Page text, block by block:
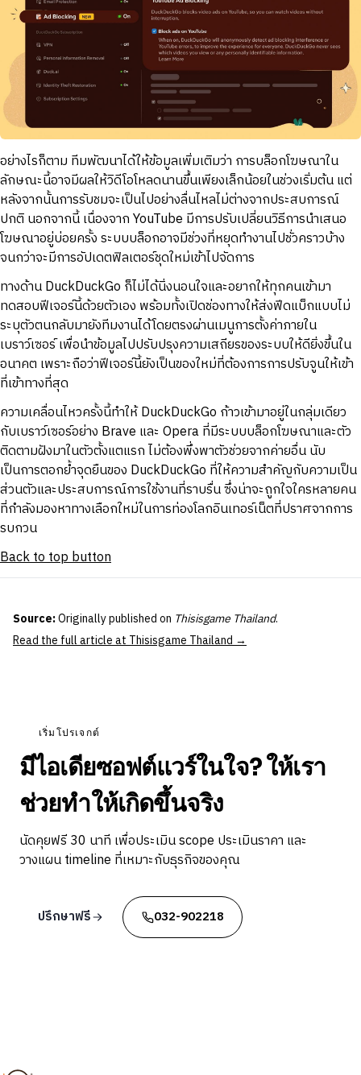
อย่างไรก็ตาม ทีมพัฒนาได้ให้ข้อมูลเพิ่มเติมว่า การบล็อกโฆษณาใน
ลักษณะนี้อาจมีผลให้วิดีโอโหลดนานขึ้นเพียงเล็กน้อยในช่วงเริ่มต้น แต่
หลังจากนั้นการรับชมจะเป็นไปอย่างลื่นไหลไม่ต่างจากประสบการณ์
ปกติ นอกจากนี้ เนื่องจาก YouTube มีการปรับเปลี่ยนวิธีการนำเสนอ
โฆษณาอยู่บ่อยครั้ง ระบบบล็อกอาจมีช่วงที่หยุดทำงานไปชั่วคราวบ้าง
จนกว่าจะมีการอัปเดตฟิลเตอร์ชุดใหม่เข้าไปจัดการ
ทางด้าน DuckDuckGo ก็ไม่ได้นิ่งนอนใจและอยากให้ทุกคนเข้ามา
ทดสอบฟีเจอร์นี้ด้วยตัวเอง พร้อมทั้งเปิดช่องทางให้ส่งฟีดแบ็กแบบไม่
ระบุตัวตนกลับมายังทีมงานได้โดยตรงผ่านเมนูการตั้งค่าภายใน
เบราว์เซอร์ เพื่อนำข้อมูลไปปรับปรุงความเสถียรของระบบให้ดียิ่งขึ้นใน
อนาคต เพราะถือว่าฟีเจอร์นี้ยังเป็นของใหม่ที่ต้องการการปรับจูนให้เข้า
ที่เข้าทางที่สุด
ความเคลื่อนไหวครั้งนี้ทำให้ DuckDuckGo ก้าวเข้ามาอยู่ในกลุ่มเดียว
กับเบราว์เซอร์อย่าง Brave และ Opera ที่มีระบบบล็อกโฆษณาและตัว
ติดตามฝังมาในตัวตั้งแตแรก ไม่ต้องพึ่งพาตัวช่วยจากค่ายอื่น นับ
เป็นการตอกย้ำจุดยืนของ DuckDuckGo ที่ให้ความสำคัญกับความเป็น
ส่วนตัวและประสบการณ์การใช้งานที่ราบรื่น ซึ่งน่าจะถูกใจใครหลายคน
ที่กำลังมองหาทางเลือกใหม่ในการท่องโลกอินเทอร์เน็ตที่ปราศจากการ
รบกวน
Back to top button
Source:Originally published on Thisisgame Thailand.
Read the full article at Thisisgame Thailand →
เริ่มโปรเจกต์
มีไอเดียซอฟต์แวร์ในใจ? ให้เรา
ช่วยทำให้เกิดขึ้นจริง
นัดคุยฟรี 30 นาที เพื่อประเมิน scope ประเมินราคา และ
วางแผน timeline ที่เหมาะกับธุรกิจของคุณ
ปรึกษาฟรี 032-902218